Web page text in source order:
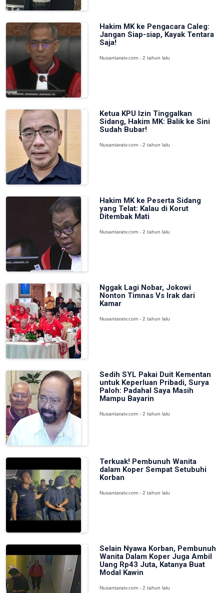
Hakim MK ke Pengacara Caleg:
Jangan Siap-siap, Kayak Tentara
Saja!
Nusantaratv.com - 2 tahun lalu
Ketua KPU Izin Tinggalkan
Sidang, Hakim MK: Balik ke Sini
Sudah Bubar!
Nusantaratv.com - 2 tahun lalu
Hakim MK ke Peserta Sidang
yang Telat: Kalau di Korut
Ditembak Mati
Nusantaratv.com - 2 tahun lalu
Nggak Lagi Nobar, Jokowi
Nonton Timnas Vs Irak dari
Kamar
Nusantaratv.com - 2 tahun lalu
Sedih SYL Pakai Duit Kementan
untuk Keperluan Pribadi, Surya
Paloh: Padahal Saya Masih
Mampu Bayarin
Nusantaratv.com - 2 tahun lalu
Terkuak! Pembunuh Wanita
dalam Koper Sempat Setubuhi
Korban
Nusantaratv.com - 2 tahun lalu
Selain Nyawa Korban, Pembunuh
Wanita Dalam Koper Juga Ambil
Uang Rp43 Juta, Katanya Buat
Modal Kawin
Nusantaratv.com - 2 tahun lalu